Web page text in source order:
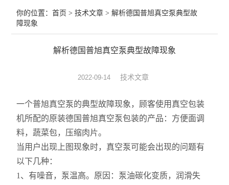
小型真空包装机
气调保鲜包装机
拉伸膜真空包装机
休闲食品真空包装机
贴体真空包装设备
热收缩机
滚动式真空包装设备
你的位置：首页 >技术文章 > 解析德国普旭真空泵典型故
障现象
解析德国普旭真空泵典型故障现象
2022-09-14 技术文章
一个普旭真空泵的典型故障现象，顾客使用真空包装
机所配的原装德国普旭真空泵包装的产品：方便面调
料，蔬菜包，压缩肉片。
当用户出现上图现象时，真空泵可能会出现的问题有
以下几种：
1、有噪音，泵温高。原因：泵油碳化变质，润滑失